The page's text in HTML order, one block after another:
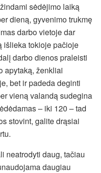
sėdėjimo laiką
dieną, gyvenimo trukmę
darbo vietoje dar
išlieka tokioje pačioje
darbo dienos praleisti
apytaką, ženkliai
bet ir padeda deginti
vieną valandą sudegina
– iki 120 – tad
stovint, galite drąsiai
neatrodyti daug, tačiau
daugiau